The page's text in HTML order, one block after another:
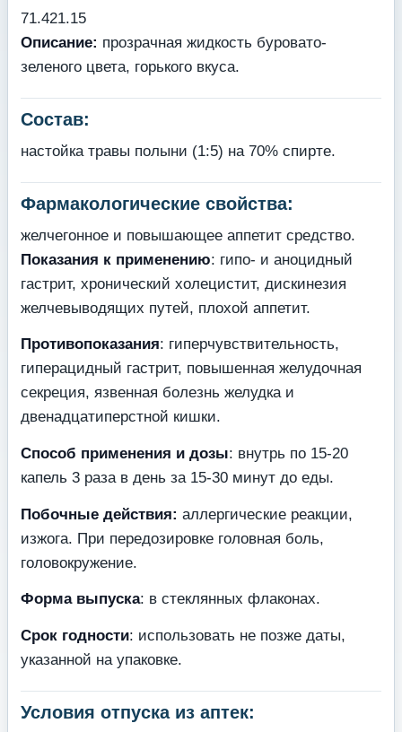
71.421.15
Описание: прозрачная жидкость буровато-
зеленого цвета, горького вкуса.
Состав:
настойка травы полыни (1:5) на 70% спирте.
Фармакологические свойства:
желчегонное и повышающее аппетит средство.
Показания к применению: гипо- и аноцидный
гастрит, хронический холецистит, дискинезия
желчевыводящих путей, плохой аппетит.
Противопоказания: гиперчувствительность,
гиперацидный гастрит, повышенная желудочная
секреция, язвенная болезнь желудка и
двенадцатиперстной кишки.
Способ применения и дозы: внутрь по 15-20
капель 3 раза в день за 15-30 минут до еды.
Побочные действия: аллергические реакции,
изжога. При передозировке головная боль,
головокружение.
Форма выпуска: в стеклянных флаконах.
Срок годности: использовать не позже даты,
указанной на упаковке.
Условия отпуска из аптек: